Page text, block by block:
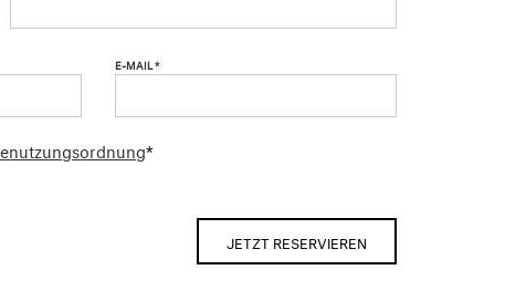
E-MAIL *
*
JETZT RESERVIEREN